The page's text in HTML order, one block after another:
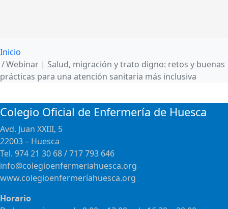
Inicio
Webinar | Salud, migración y trato digno: retos y buenas
prácticas para una atención sanitaria más inclusiva
Colegio Oficial de Enfermería de Huesca
Avd. Juan XXIII, 5
22003 – Huesca
Tel. 974 21 30 68 / 717 793 646
info@colegioenfermeriahuesca.org
www.colegioenfermeríahuesca.org
Horario